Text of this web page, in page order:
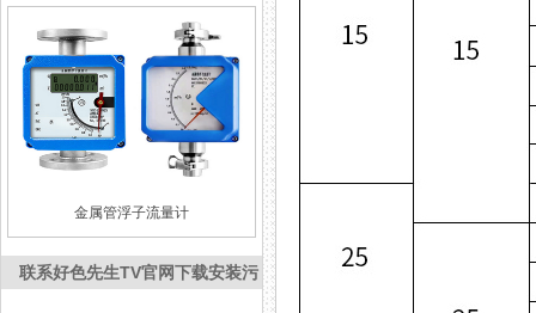
金属管浮子流量计
联系好色先生TV官网下载安装污